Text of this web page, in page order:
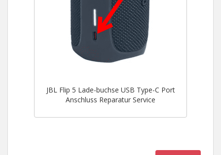
JBL Flip 5 Lade-buchse USB Type-C Port
Anschluss Reparatur Service